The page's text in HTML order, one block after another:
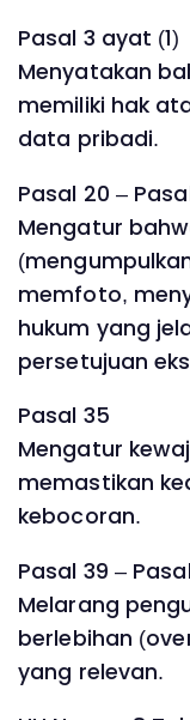
Pasal 3 ayat (1)
Menyatakan
memiliki hak
data pribadi.
Pasal 20 –
Mengatur
memfoto,
hukum yang
persetujuan
Pasal 35
Mengatur
memastikan
kebocoran.
Pasal 39 –
Melarang
berlebihan
yang relevan.